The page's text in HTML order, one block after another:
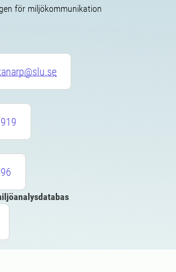
för miljökommunikation